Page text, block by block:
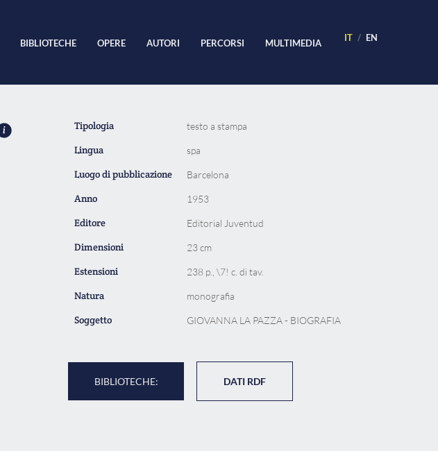
BIBLIOTECHE OPERE AUTORI PERCORSI MULTIMEDIA IT EN
Tipologia testo a stampa
Lingua spa
Luogo di pubblicazione Barcelona
Anno 1953
Editore Editorial Juventud
Dimensioni 23 cm
Estensioni 238 p., \7! c. di tav.
Natura monografia
Soggetto GIOVANNA LA PAZZA - BIOGRAFIA
BIBLIOTECHE: DATI RDF